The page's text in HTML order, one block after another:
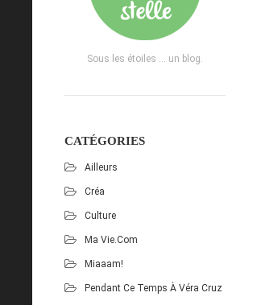
Sous les étoiles ... un blog.
CATÉGORIES
Ailleurs
Créa
Culture
Ma Vie.com
Miaaam!
Pendant Ce Temps À Véra Cruz